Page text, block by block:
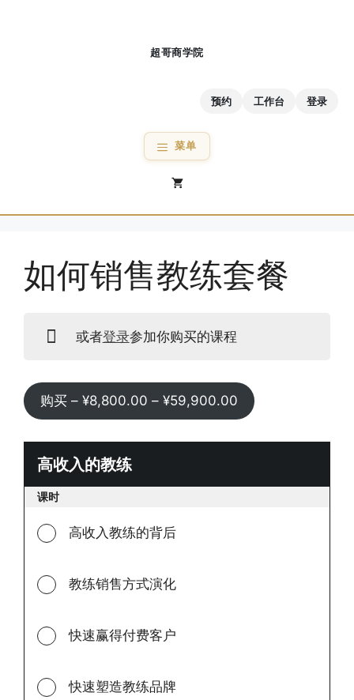
预约 工作台 登录
菜单
如何销售教练套餐
或者登录参加你购买的课程
购买 – ¥8,800.00 – ¥59,900.00
格
范
高收入的教练
收
课时
高收入教练的背后
教练销售方式演化
快速赢得付费客户
快速塑造教练品牌